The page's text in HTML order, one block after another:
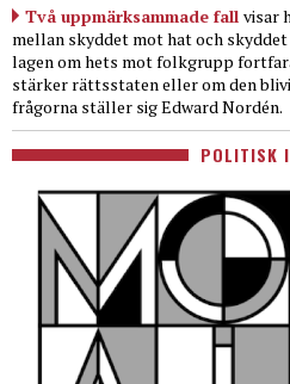
Två uppmärksammade fall visar
mellan skyddet mot hat och
lagen om hets mot folkgrupp
stärker rättsstaten eller om den
frågorna ställer sig Edward Nordén.
POLITISK